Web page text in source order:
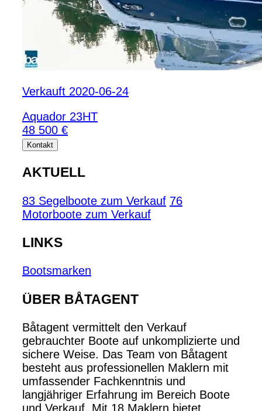
Verkauft 2020-06-24
Aquador 23HT
48 500 €
Kontakt
AKTUELL
83 Segelboote zum Verkauf 76
Motorboote zum Verkauf
LINKS
Bootsmarken
ÜBER BÅTAGENT
Båtagent vermittelt den Verkauf
gebrauchter Boote auf unkomplizierte und
sichere Weise. Das Team von Båtagent
besteht aus professionellen Maklern mit
umfassender Fachkenntnis und
langjähriger Erfahrung im Bereich Boote
und Verkauf. Mit 18 Maklern bietet